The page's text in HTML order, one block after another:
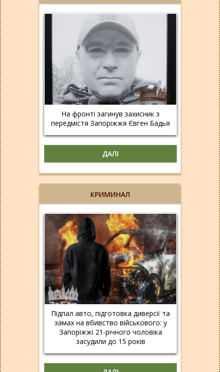
На фронті загинув захисник з
передмістя Запоріжжя Євген Бадья
ДАЛІ
КРИМИНАЛ
Підпал авто, підготовка диверсії та
замах на вбивство військового: у
Запоріжжі 21-річного чоловіка
засудили до 15 років